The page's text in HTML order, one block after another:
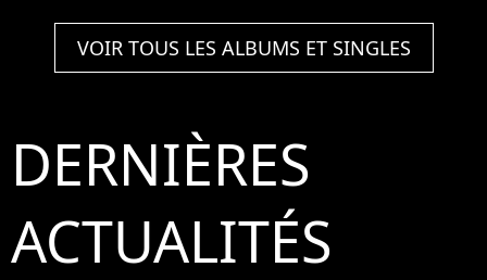
VOIR TOUS LES ALBUMS ET SINGLES
DERNIÈRES
ACTUALITÉS